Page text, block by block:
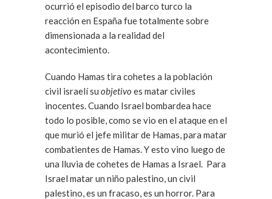
ocurrió el episodio del barco turco la
reacción en España fue totalmente sobre
dimensionada a la realidad del
acontecimiento.
Cuando Hamas tira cohetes a la población
civil israelí su objetivo es matar civiles
inocentes. Cuando Israel bombardea hace
todo lo posible, como se vio en el ataque en el
que murió el jefe militar de Hamas, para matar
combatientes de Hamas. Y esto vino luego de
una lluvia de cohetes de Hamas a Israel. Para
Israel matar un niño palestino, un civil
palestino, es un fracaso, es un horror. Para